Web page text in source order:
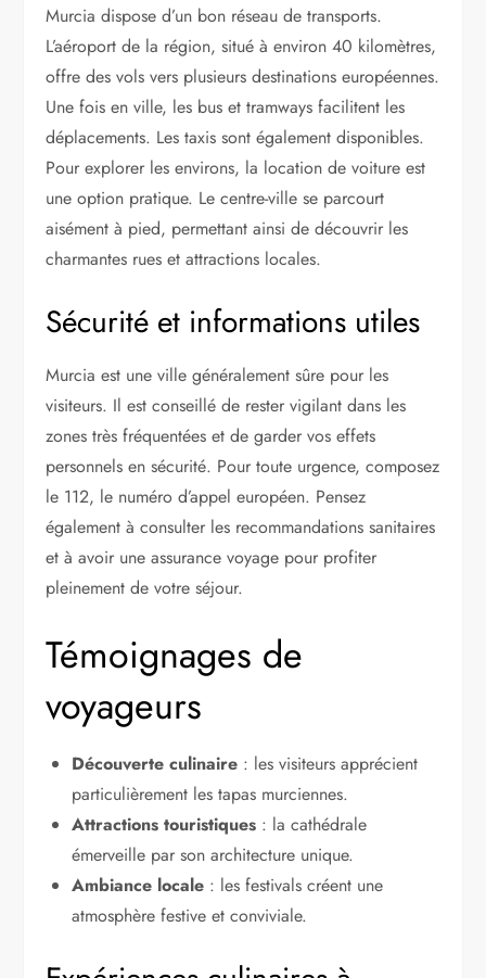
Murcia dispose d’un bon réseau de transports.
L’aéroport de la région, situé à environ 40 kilomètres,
offre des vols vers plusieurs destinations européennes.
Une fois en ville, les bus et tramways facilitent les
déplacements. Les taxis sont également disponibles.
Pour explorer les environs, la location de voiture est
une option pratique. Le centre-ville se parcourt
aisément à pied, permettant ainsi de découvrir les
charmantes rues et attractions locales.
Sécurité et informations utiles
Murcia est une ville généralement sûre pour les
visiteurs. Il est conseillé de rester vigilant dans les
zones très fréquentées et de garder vos effets
personnels en sécurité. Pour toute urgence, composez
le 112, le numéro d’appel européen. Pensez
également à consulter les recommandations sanitaires
et à avoir une assurance voyage pour profiter
pleinement de votre séjour.
Témoignages de
voyageurs
Découverte culinaire : les visiteurs apprécient
particulièrement les tapas murciennes.
Attractions touristiques : la cathédrale
émerveille par son architecture unique.
Ambiance locale : les festivals créent une
atmosphère festive et conviviale.